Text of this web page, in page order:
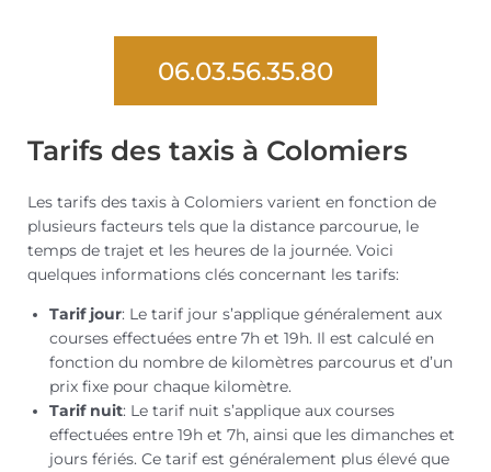
06.03.56.35.80
Tarifs des taxis à Colomiers
Les tarifs des taxis à Colomiers varient en fonction de
plusieurs facteurs tels que la distance parcourue, le
temps de trajet et les heures de la journée. Voici
quelques informations clés concernant les tarifs:
Tarif jour: Le tarif jour s’applique généralement aux
courses effectuées entre 7h et 19h. Il est calculé en
fonction du nombre de kilomètres parcourus et d’un
prix fixe pour chaque kilomètre.
Tarif nuit: Le tarif nuit s’applique aux courses
effectuées entre 19h et 7h, ainsi que les dimanches et
jours fériés. Ce tarif est généralement plus élevé que